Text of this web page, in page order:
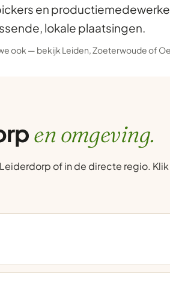
en
lokale plaatsingen.
ook — bekijk Leiden,Zoeterwoudeof
en omgeving.
of in de directe regio.